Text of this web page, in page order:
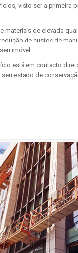
visto ser a primeira
materiais de elevada
de custos de
imóvel.
está em contacto
estado de